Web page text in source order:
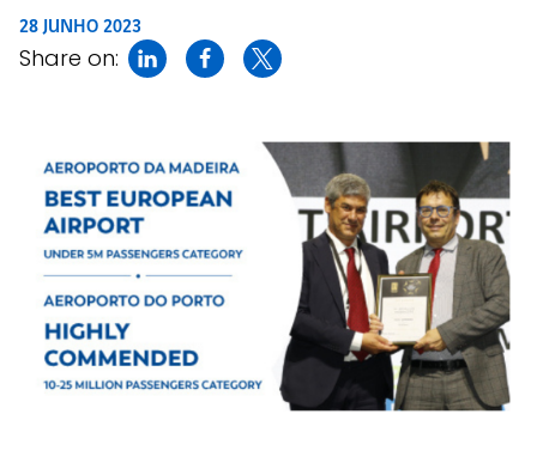
28 JUNHO 2023
Share on: